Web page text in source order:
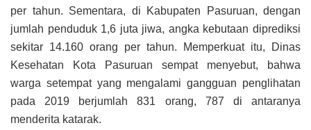
per tahun. Sementara, di Kabupaten Pasuruan, dengan
jumlah penduduk 1,6 juta jiwa, angka kebutaan diprediksi
sekitar 14.160 orang per tahun. Memperkuat itu, Dinas
Kesehatan Kota Pasuruan sempat menyebut, bahwa
warga setempat yang mengalami gangguan penglihatan
pada 2019 berjumlah 831 orang, 787 di antaranya
menderita katarak.